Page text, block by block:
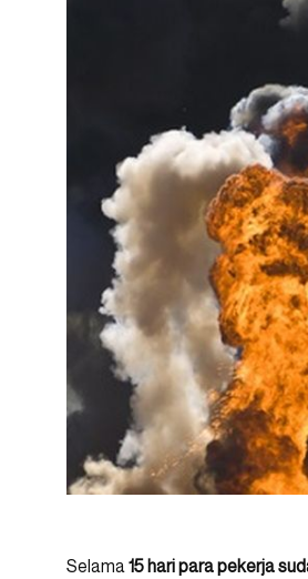
Selama15 hari para pekerja